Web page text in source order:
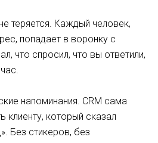
теряется. Каждый человек,
попадает в воронку с
что спросил, что вы ответили,
напоминания. CRM сама
клиенту, который сказал
Без стикеров, без